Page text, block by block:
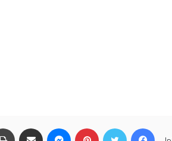
فيسبوك تويتر بينتيريست ماسنجر مشاركة عبر البريد